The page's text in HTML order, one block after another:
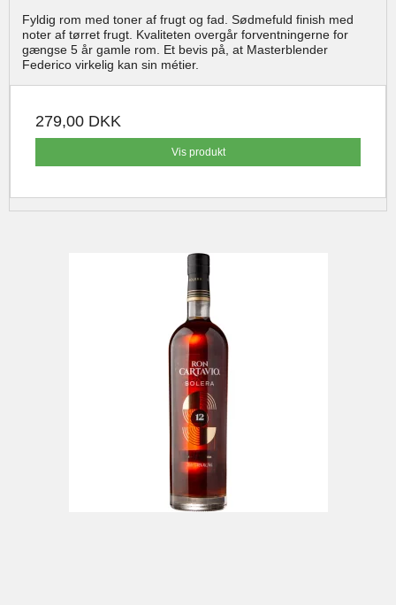
Fyldig rom med toner af frugt og fad. Sødmefuld finish med
noter af tørret frugt. Kvaliteten overgår forventningerne for
gængse 5 år gamle rom. Et bevis på, at Masterblender
Federico virkelig kan sin métier.
279,00 DKK
Vis produkt